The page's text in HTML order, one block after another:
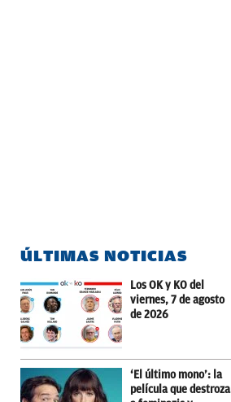
ÚLTIMAS NOTICIAS
Los OK y KO del
viernes, 7 de agosto
de 2026
‘El último mono’: la
película que destroza